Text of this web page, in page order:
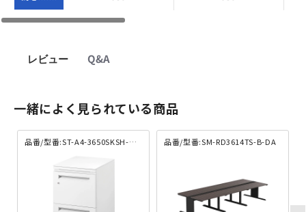
レビュー Q&A
一緒によく見られている商品
品番/型番:ST-A4-3650SKSH-OW 品番/型番:SM-RD3614TS-B-DA